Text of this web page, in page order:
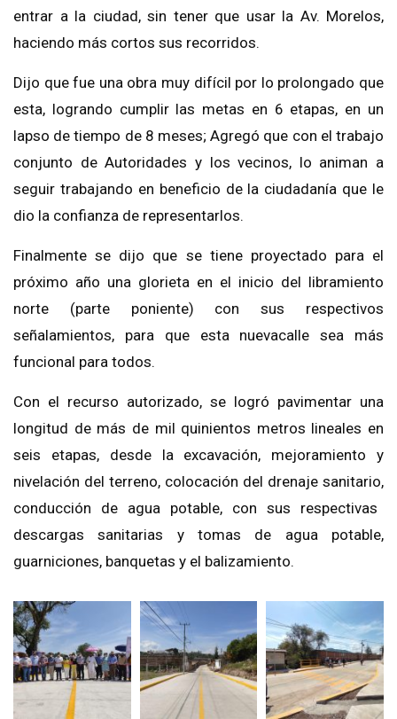
entrar a la ciudad, sin tener que usar la Av. Morelos,
haciendo más cortos sus recorridos.
Dijo que fue una obra muy difícil por lo prolongado que
esta, logrando cumplir las metas en 6 etapas, en un
lapso de tiempo de 8 meses; Agregó que con el trabajo
conjunto de Autoridades ylos vecinos, lo animan a
seguir trabajando en beneficio de la ciudadanía que le
dio la confianza de representarlos.
Finalmente se dijo que se tiene proyectado para el
próximo año una glorieta en el inicio del libramiento
norte (parte poniente) con sus respectivos
señalamientos, para que esta nuevacalle sea más
funcional para todos.
Con el recurso autorizado, se logró pavimentar una
longitud de más de mil quinientos metros lineales en
seis etapas, desde la excavación, mejoramiento y
nivelación del terreno, colocación del drenaje sanitario,
conducción de agua potable, con sus respectivas
descargas sanitarias y tomas de agua potable,
guarniciones, banquetas y el balizamiento.